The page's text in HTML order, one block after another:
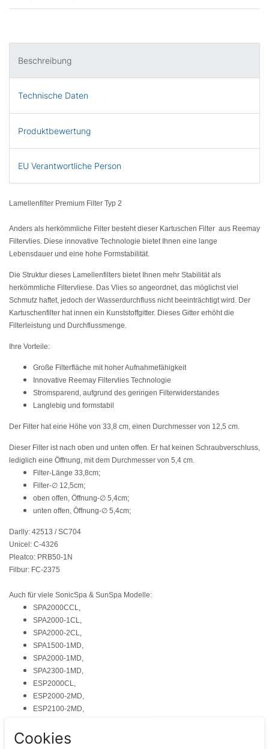
Beschreibung
Technische Daten
Produktbewertung
EU Verantwortliche Person
Lamellenfilter Premium Filter Typ 2
Anders als herkömmliche Filter besteht dieser Kartuschen Filter aus Reemay
Filtervlies. Diese innovative Technologie bietet Ihnen eine lange
Lebensdauer und eine hohe Formstabilität.
Die Struktur dieses Lamellenfilters bietet Ihnen mehr Stabilität als
herkömmliche Filtervliese. Das Vlies so angeordnet, das möglichst viel
Schmutz haftet, jedoch der Wasserdurchfluss nicht beeinträchtigt wird. Der
Kartuschenfilter hat innen ein Kunststoffgitter. Dieses Gitter erhöht die
Filterleistung und Durchflussmenge.
Ihre Vorteile:
Große Filterfläche mit hoher Aufnahmefähigkeit
Innovative Reemay Filtervlies Technologie
Stromsparend, aufgrund des geringen Filterwiderstandes
Langlebig und formstabil
Der Filter hat eine Höhe von 33,8 cm, einen Durchmesser von 12,5 cm.
Dieser Filter ist nach oben und unten offen. Er hat keinen Schraubverschluss,
lediglich eine Öffnung, mit dem Durchmesser von 5,4 cm.
Filter-Länge 33,8cm;
Filter-∅ 12,5cm;
oben offen, Öffnung-∅ 5,4cm;
unten offen, Öffnung-∅ 5,4cm;
Darlly: 42513 / SC704
Unicel: C-4326
Pleatco: PRB50-1N
Filbur: FC-2375
Auch für viele SonicSpa & SunSpa Modelle:
SPA2000CCL,
SPA2000-1CL,
SPA2000-2CL,
SPA1500-1MD,
SPA2000-1MD,
SPA2300-1MD,
ESP2000CL,
ESP2000-2MD,
ESP2100-2MD,
CP2000-1CL,
CP2000-2CL,
Cookies